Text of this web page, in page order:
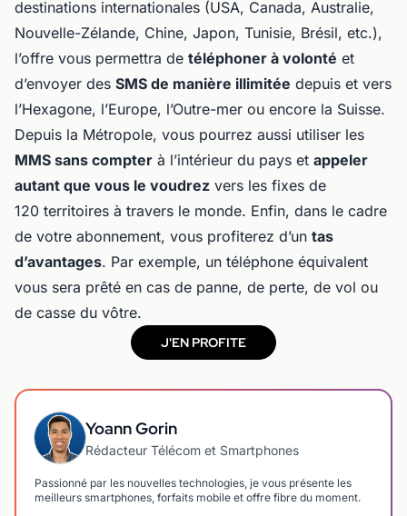
destinations internationales (USA, Canada, Australie,
Nouvelle-Zélande, Chine, Japon, Tunisie, Brésil, etc.),
l’offre vous permettra de téléphoner à volonté et
d’envoyer des SMS de manière illimitée depuis et vers
l’Hexagone, l’Europe, l’Outre-mer ou encore la Suisse.
Depuis la Métropole, vous pourrez aussi utiliser les
MMS sans compter à l’intérieur du pays et appeler
autant que vous le voudrez vers les fixes de
120 territoires à travers le monde. Enfin, dans le cadre
de votre abonnement, vous profiterez d’un tas
d’avantages. Par exemple, un téléphone équivalent
vous sera prêté en cas de panne, de perte, de vol ou
de casse du vôtre.
J'EN PROFITE
Yoann Gorin
Rédacteur Télécom et Smartphones
Passionné par les nouvelles technologies, je vous présente les
meilleurs smartphones, forfaits mobile et offre fibre du moment.